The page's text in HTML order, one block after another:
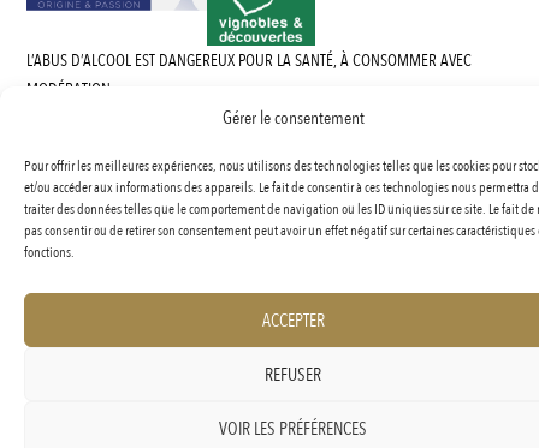
Gérer le consentement
Pour offrir les meilleures expériences, nous utilisons des technologies telles que les cookies pour
et/ou accéder aux informations des appareils. Le fait de consentir à ces technologies nous permettra
traiter des données telles que le comportement de navigation ou les ID uniques sur ce site. Le fait de
pas consentir ou de retirer son consentement peut avoir un effet négatif sur certaines caractéristiques
fonctions.
ACCEPTER
REFUSER
VOIR LES PRÉFÉRENCES
L’ABUS D’ALCOOL EST DANGEREUX POUR LA SANTÉ, À CONSOMMER AVEC
MODÉRATION.